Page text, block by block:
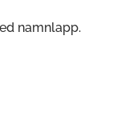
namnlapp.